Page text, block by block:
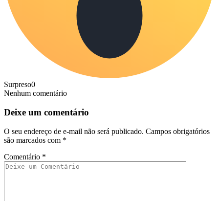
Surpreso0
Nenhum comentário
Deixe um comentário
O seu endereço de e-mail não será publicado. Campos obrigatórios
são marcados com *
Comentário *